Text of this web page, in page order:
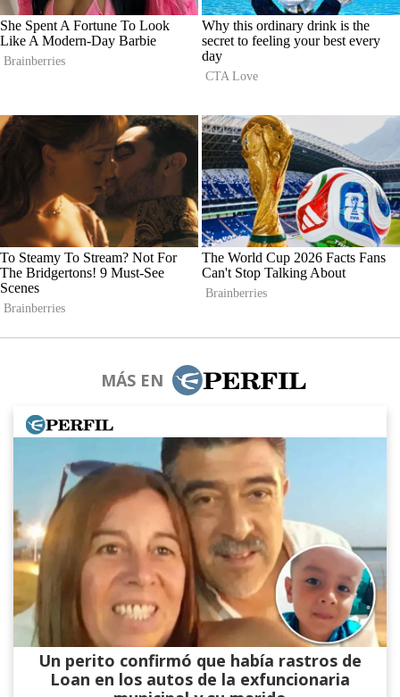
MÁS EN
Un perito confirmó que había rastros de
Loan en los autos de la exfuncionaria